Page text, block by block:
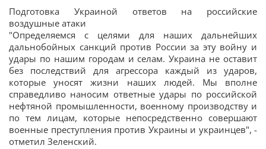
Подготовка Украиной ответов на российские
воздушные атаки
"Определяемся с целями для наших дальнейших
дальнобойных санкций против России за эту войну и
удары по нашим городам и селам. Украина не оставит
без последствий для агрессора каждый из ударов,
которые уносят жизни наших людей. Мы вполне
справедливо наносим ответные удары по российской
нефтяной промышленности, военному производству и
по тем лицам, которые непосредственно совершают
военные преступления против Украины и украинцев", -
отметил Зеленский.